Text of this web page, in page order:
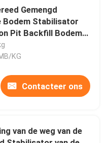
enzymen
Gemengd
Bodem Stabilisator
Pit Backfill Bodem
KG
Contacteer ons
van de weg van de